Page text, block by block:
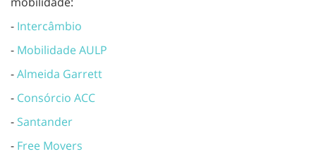
- Intercâmbio
- Mobilidade AULP
-Almeida Garrett
- Consórcio ACC
- Santander
- Free Movers